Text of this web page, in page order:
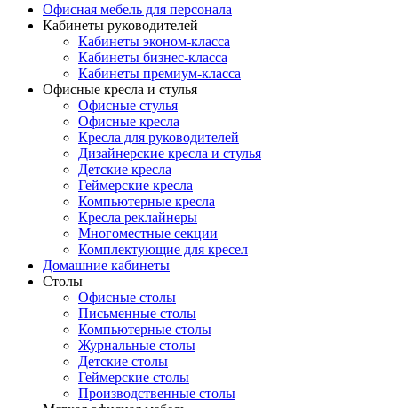
Офисная мебель для персонала
Кабинеты руководителей
Кабинеты эконом-класса
Кабинеты бизнес-класса
Кабинеты премиум-класса
Офисные кресла и стулья
Офисные стулья
Офисные кресла
Кресла для руководителей
Дизайнерские кресла и стулья
Детские кресла
Геймерские кресла
Компьютерные кресла
Кресла реклайнеры
Многоместные секции
Комплектующие для кресел
Домашние кабинеты
Столы
Офисные столы
Письменные столы
Компьютерные столы
Журнальные столы
Детские столы
Геймерские столы
Производственные столы